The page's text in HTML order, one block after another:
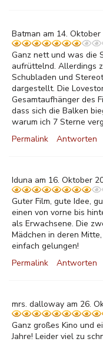
Batman am 14.
Ganz nett und was die
aufrüttelnd. Allerdings
Schubladen und
dargestellt. Die
Gesamtaufhänger des
dass sich die Balken
warum ich 7 Sterne
Permalink
Antworten
Iduna am 16. Oktober
Guter Film, gute Idee,
einen von vorne bis
als Erwachsene. Die
Mädchen in deren
einfach gelungen!
Permalink
Antworten
mrs. dalloway am 26.
Ganz großes Kino und
Jahre! Leider viel zu